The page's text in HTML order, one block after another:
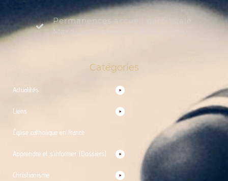
Permanences accueil paroissiale
Mardi au samedi de 9:30 à 12:00
Catégories
Actualités
Liens
Église catholique en France
Apprendre et s’informer (Dossiers)
Christianisme